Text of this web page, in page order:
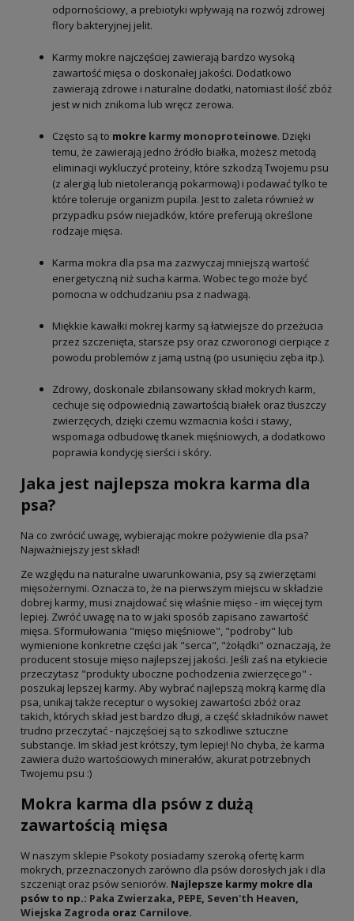
odpornościowy, a prebiotyki wpływają na rozwój zdrowej
flory bakteryjnej jelit.
Karmy mokre najczęściej zawierają bardzo wysoką
zawartość mięsa o doskonałej jakości. Dodatkowo
zawierają zdrowe i naturalne dodatki, natomiast ilość zbóż
jest w nich znikoma lub wręcz zerowa.
Często są to mokre karmy monoproteinowe. Dzięki
temu, że zawierają jedno źródło białka, możesz metodą
eliminacji wykluczyć proteiny, które szkodzą Twojemu psu
(z alergią lub nietolerancją pokarmową) i podawać tylko te
które toleruje organizm pupila. Jest to zaleta również w
przypadku psów niejadków, które preferują określone
rodzaje mięsa.
Karma mokra dla psa ma zazwyczaj mniejszą wartość
energetyczną niż sucha karma. Wobec tego może być
pomocna w odchudzaniu psa z nadwagą.
Miękkie kawałki mokrej karmy są łatwiejsze do przeżucia
przez szczenięta, starsze psy oraz czworonogi cierpiące z
powodu problemów z jamą ustną (po usunięciu zęba itp.).
Zdrowy, doskonale zbilansowany skład mokrych karm,
cechuje się odpowiednią zawartością białek oraz tłuszczy
zwierzęcych, dzięki czemu wzmacnia kości i stawy,
wspomaga odbudowę tkanek mięśniowych, a dodatkowo
poprawia kondycję sierści i skóry.
Jaka jest najlepsza mokra karma dla
psa?
Na co zwrócić uwagę, wybierając mokre pożywienie dla psa?
Najważniejszy jest skład!
Ze względu na naturalne uwarunkowania, psy są zwierzętami
mięsożernymi. Oznacza to, że na pierwszym miejscu w składzie
dobrej karmy, musi znajdować się właśnie mięso - im więcej tym
lepiej. Zwróć uwagę na to w jaki sposób zapisano zawartość
mięsa. Sformułowania "mięso mięśniowe", "podroby" lub
wymienione konkretne części jak "serca", "żołądki" oznaczają, że
producent stosuje mięso najlepszej jakości. Jeśli zaś na etykiecie
przeczytasz "produkty uboczne pochodzenia zwierzęcego" -
poszukaj lepszej karmy. Aby wybrać najlepszą mokrą karmę dla
psa, unikaj także receptur o wysokiej zawartości zbóż oraz
takich, których skład jest bardzo długi, a część składników nawet
trudno przeczytać - najczęściej są to szkodliwe sztuczne
substancje. Im skład jest krótszy, tym lepiej! No chyba, że karma
zawiera dużo wartościowych minerałów, akurat potrzebnych
Twojemu psu :)
Mokra karma dla psów z dużą
zawartością mięsa
W naszym sklepie Psokoty posiadamy szeroką ofertę karm
mokrych, przeznaczonych zarówno dla psów dorosłych jak i dla
szczeniąt oraz psów seniorów. Najlepsze karmy mokre dla
psów to np.: Paka Zwierzaka, PEPE, Seven'th Heaven,
Wiejska Zagroda oraz Carnilove.